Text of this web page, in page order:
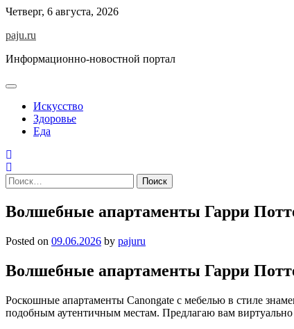
Skip
content
Четверг, 6 августа, 2026
paju.ru
Информационно-новостной портал
Искусство
Здоровье
Еда
Найти:
Волшебные апартаменты Гарри
Posted on 09.06.2026 by pajuru
Волшебные апартаменты Гарри
Роскошные апартаменты Canongate с мебелью в стиле
подобным аутентичным местам. Предлагаю вам виртуально